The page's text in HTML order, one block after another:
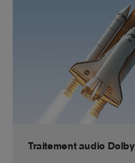
Traitement audio Dolby